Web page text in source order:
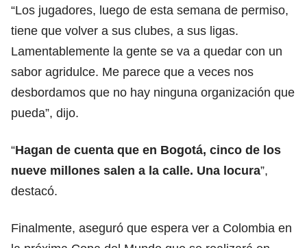
“Los jugadores, luego de esta semana de permiso,
tiene que volver a sus clubes, a sus ligas.
Lamentablemente la gente se va a quedar con un
sabor agridulce. Me parece que a veces nos
desbordamos que no hay ninguna organización que
pueda”, dijo.
“Hagan de cuenta que en Bogotá, cinco de los
nueve millones salen a la calle. Una locura”,
destacó.
Finalmente, aseguró que espera ver a Colombia en